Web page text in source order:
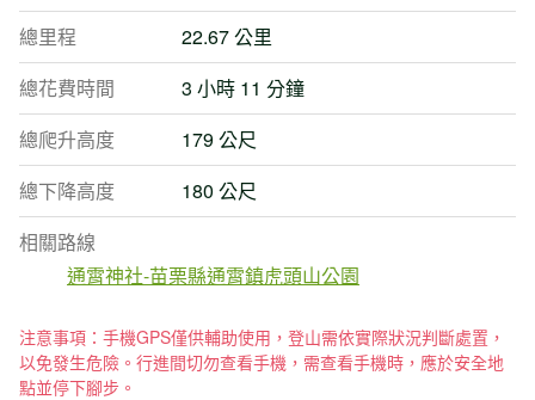
總里程
22.67 公里
總花費時間
3 小時 11 分鐘
總爬升高度
179 公尺
總下降高度
180 公尺
相關路線
通霄神社-苗栗縣通霄鎮虎頭山公園
注意事項：手機GPS僅供輔助使用，登山需依實際狀況判斷處置，
以免發生危險。行進間切勿查看手機，需查看手機時，應於安全地
點並停下腳步。